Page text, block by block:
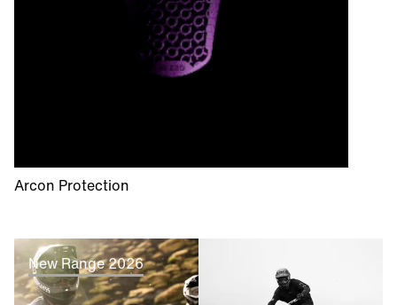
Arcon Protection
New Range 2026